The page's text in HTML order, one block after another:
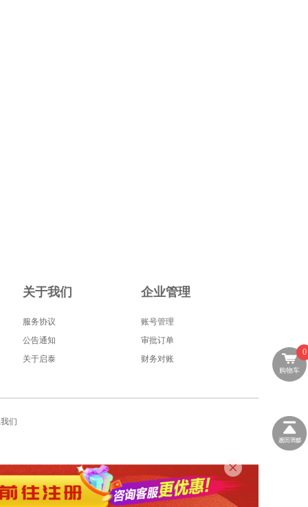
购物车
0
关于我们
服务协议
公告通知
关于启泰
企业管理
账号管理
审批订单
财务对账
们